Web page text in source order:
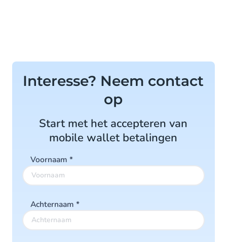
Interesse? Neem contact
op
Start met het accepteren van
mobile wallet betalingen
Voornaam *
Achternaam *